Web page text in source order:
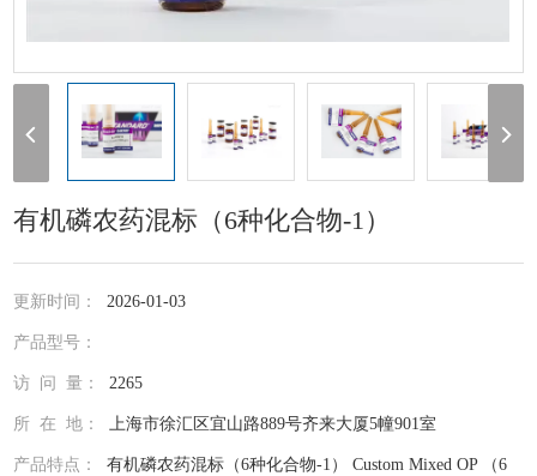
有机磷农药混标（6种化合物-1）
更新时间：2026-01-03
产品型号：
访 问 量：2265
所 在 地：上海市徐汇区宜山路889号齐来大厦5幢901室
产品特点：有机磷农药混标（6种化合物-1） Custom Mixed OP （6